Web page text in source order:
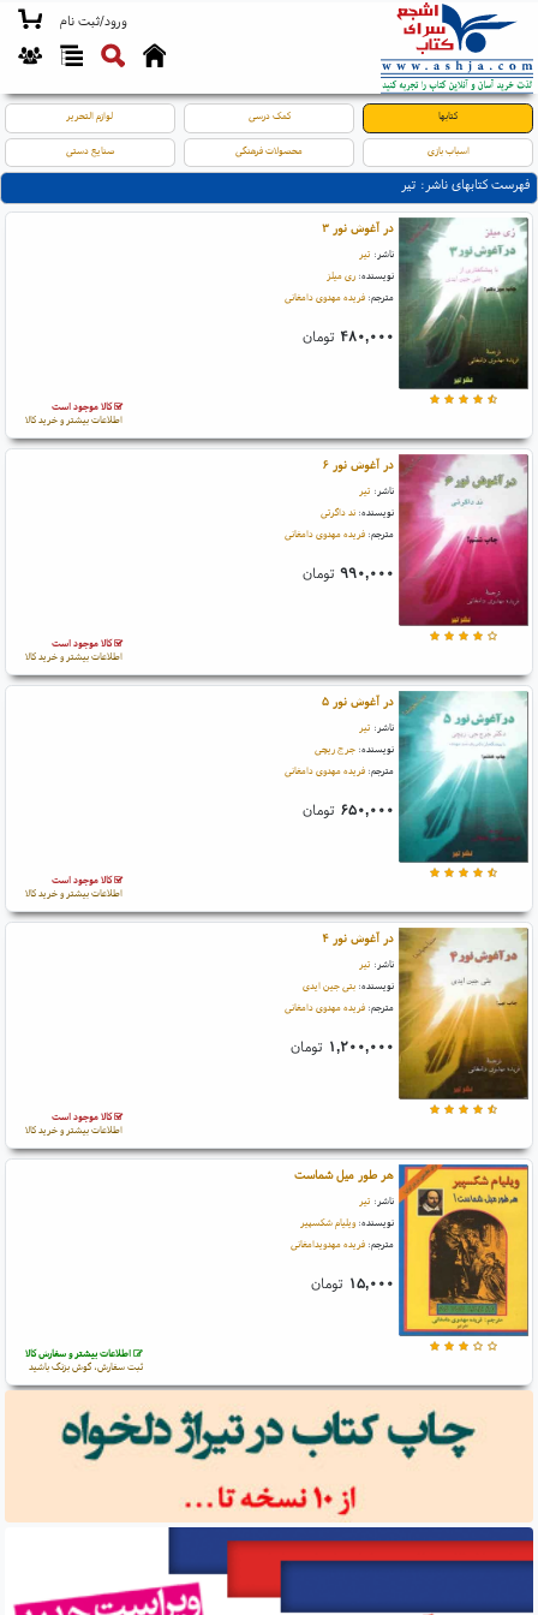
ورود/ثبت نام
کتابها کمک درسی لوازم التحریر
اسباب بازی محصولات فرهنگی صنایع دستی
فهرست کتابهای ناشر: تیر
در آغوش نور ۳
ناشر: تیر
نویسنده: ری میلز
مترجم: فریده مهدوی دامغانی
۴۸۰,۰۰۰ تومان
کالا موجود است
اطلاعات بیشتر و خرید کالا
در آغوش نور ۶
ناشر: تیر
نویسنده: ند داگرتی
مترجم: فریده مهدوی دامغانی
۹۹۰,۰۰۰ تومان
کالا موجود است
اطلاعات بیشتر و خرید کالا
در آغوش نور ۵
ناشر: تیر
نویسنده: جرج ریچی
مترجم: فریده مهدوی دامغانی
۶۵۰,۰۰۰ تومان
کالا موجود است
اطلاعات بیشتر و خرید کالا
در آغوش نور ۴
ناشر: تیر
نویسنده: بتی جین ایدی
مترجم: فریده مهدوی دامغانی
۱,۲۰۰,۰۰۰ تومان
کالا موجود است
اطلاعات بیشتر و خرید کالا
هر طور میل شماست
ناشر: تیر
نویسنده: ویلیام شکسپیر
مترجم: فریده مهدویدامغانی
۱۵,۰۰۰ تومان
اطلاعات بیشتر و سفارش کالا
ثبت سفارش، گوش بزنگ باشید